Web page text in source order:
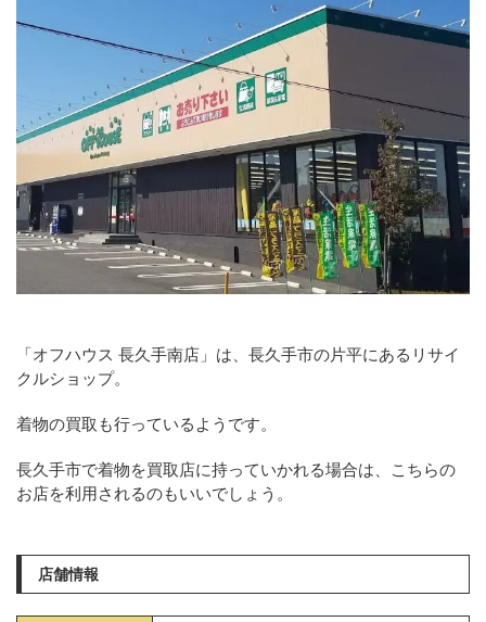
「オフハウス 長久手南店」は、長久手市の片平にあるリサイ
クルショップ。
着物の買取も行っているようです。
長久手市で着物を買取店に持っていかれる場合は、こちらの
お店を利用されるのもいいでしょう。
店舗情報